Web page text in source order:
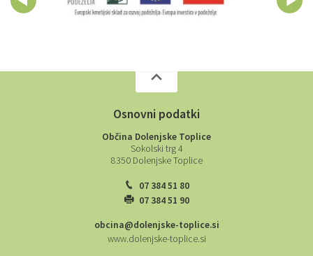
Osnovni podatki
Občina Dolenjske Toplice
Sokolski trg 4
8350 Dolenjske Toplice
07 384 51 80
07 384 51 90
obcina@dolenjske-toplice.si
www.dolenjske-toplice.si